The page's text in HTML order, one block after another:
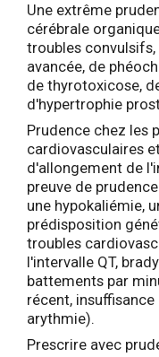
Une extrême
cérébrale
troubles
avancée, de
de thyrotoxicose,
d'hypertrophie
Prudence chez les
cardiovasculaires
d'allongement de
preuve de
une hypokaliémie,
prédisposition
troubles
l'intervalle QT,
battements par
récent,
arythmie).
Prescrire avec